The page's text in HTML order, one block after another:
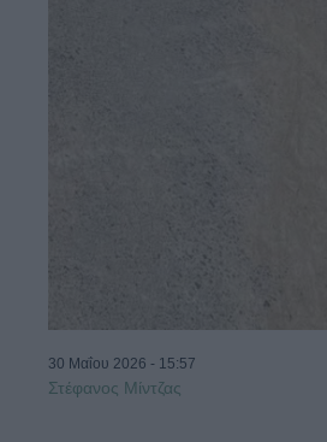
30 Μαΐου 2026 - 15:57
Στέφανος Μίντζας